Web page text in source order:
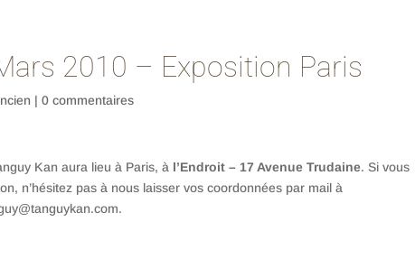
2010 – Exposition Paris
| 0 commentaires
Kan aura lieu à Paris, à l’Endroit – 17 Avenue Trudaine. Si vous
n’hésitez pas à nous laisser vos coordonnées par mail à